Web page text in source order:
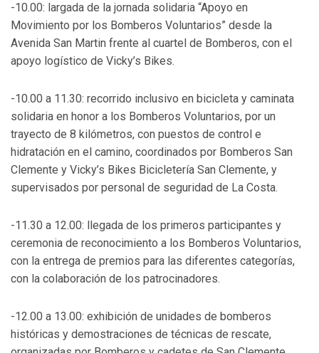
-10.00: largada de la jornada solidaria “Apoyo en
Movimiento por los Bomberos Voluntarios” desde la
Avenida San Martin frente al cuartel de Bomberos, con el
apoyo logístico de Vicky’s Bikes.
-10.00 a 11.30: recorrido inclusivo en bicicleta y caminata
solidaria en honor a los Bomberos Voluntarios, por un
trayecto de 8 kilómetros, con puestos de control e
hidratación en el camino, coordinados por Bomberos San
Clemente y Vicky’s Bikes Bicicletería San Clemente, y
supervisados por personal de seguridad de La Costa.
-11.30 a 12.00: llegada de los primeros participantes y
ceremonia de reconocimiento a los Bomberos Voluntarios,
con la entrega de premios para las diferentes categorías,
con la colaboración de los patrocinadores.
-12.00 a 13.00: exhibición de unidades de bomberos
históricas y demostraciones de técnicas de rescate,